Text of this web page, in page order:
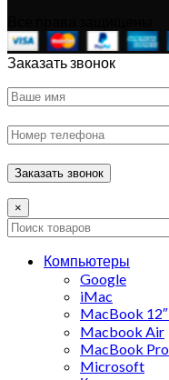
Заказать звонок
×
Компьютеры
Google
iMac
MacBook
Macbook Air
MacBook Pro
Microsoft